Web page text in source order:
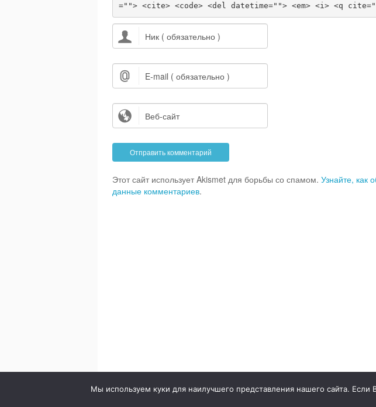
=""> <cite> <code> <del datetime=""> <em> <i> <q
Этот сайт использует Akismet для борьбы со спамом. Узнайте, как
данные комментариев.
Мы используем куки для наилучшего представления нашего сайта. Если